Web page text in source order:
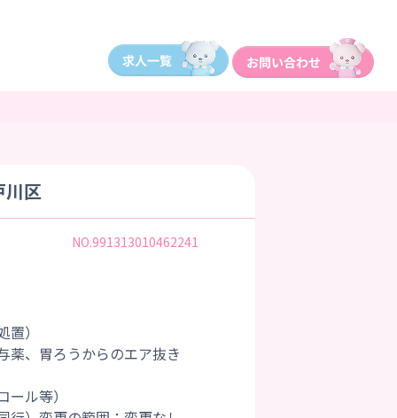
川区
NO.991313010462241
）
、胃ろうからのエア抜き
ル等）